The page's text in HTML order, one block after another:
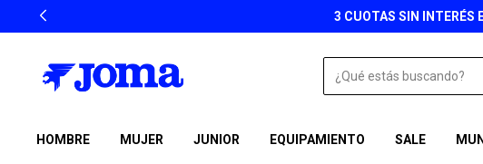
HOMBRE MUJER JUNIOR EQUIPAMIENTO SALE